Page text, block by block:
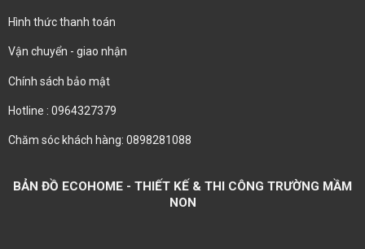
Hình thức thanh toán
Vận chuyển - giao nhận
Chính sách bảo mật
Hotline : 0964327379
Chăm sóc khách hàng: 0898281088
BẢN ĐỒ ECOHOME - THIẾT KẾ & THI CÔNG TRƯỜNG MẦM
NON